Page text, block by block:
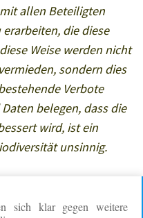
allen Beteiligten
die diese
Weise werden nicht
sondern dies
Verbote
belegen, dass die
wird, ist ein
unsinnig.
sich klar gegen weitere